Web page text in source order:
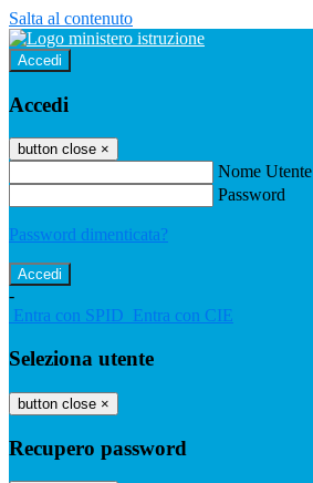
Salta al contenuto
Accedi
Accedi
button close ×
Nome Utente
Password
Password dimenticata?
-
Entra con SPID Entra con CIE
Seleziona utente
button close ×
Recupero password